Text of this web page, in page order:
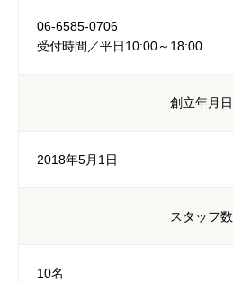
06-6585-0706
受付時間／平日10:00～18:00
創立年月日
2018年5月1日
スタッフ数
10名